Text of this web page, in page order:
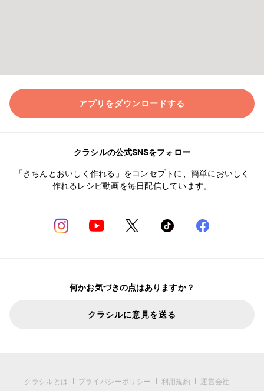
アプリをダウンロードする
クラシルの公式SNSをフォロー
「きちんとおいしく作れる」をコンセプトに、簡単においしく
作れるレシピ動画を毎日配信しています。
何かお気づきの点はありますか？
クラシルに意見を送る
クラシルとは プライバシーポリシー 利用規約
運営会社